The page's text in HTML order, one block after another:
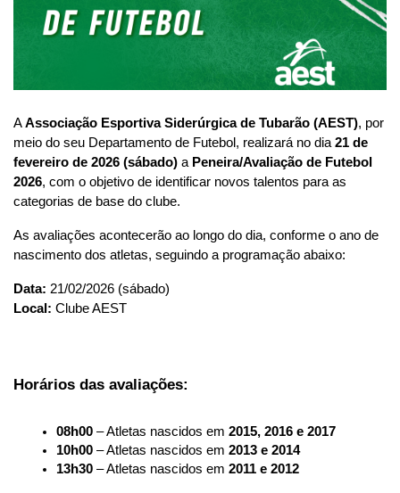
A Associação Esportiva Siderúrgica de Tubarão (AEST), por
meio do seu Departamento de Futebol, realizará no dia 21 de
fevereiro de 2026 (sábado) a Peneira/Avaliação de Futebol
2026, com o objetivo de identificar novos talentos para as
categorias de base do clube.
As avaliações acontecerão ao longo do dia, conforme o ano de
nascimento dos atletas, seguindo a programação abaixo:
Data: 21/02/2026 (sábado)
Local: Clube AEST
Horários das avaliações:
08h00 – Atletas nascidos em 2015, 2016 e 2017
10h00 – Atletas nascidos em 2013 e 2014
13h30 – Atletas nascidos em 2011 e 2012